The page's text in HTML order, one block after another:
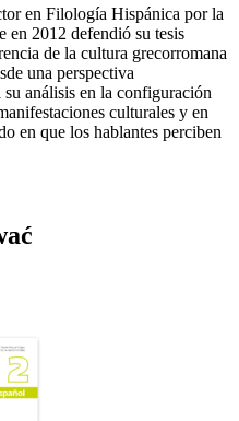
en Filología Hispánica por la
en 2012 defendió su tesis
de la cultura grecorromana
una perspectiva
análisis en la configuración
culturales y en
en que los hablantes perciben